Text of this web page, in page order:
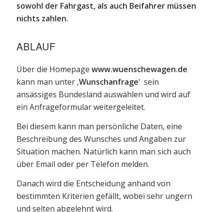
sowohl der Fahrgast, als auch Beifahrer müssen
nichts zahlen.
ABLAUF
Über die Homepage www.wuenschewagen.de
kann man unter ‚Wunschanfrage‘ sein
ansässiges Bundesland auswählen und wird auf
ein Anfrageformular weitergeleitet.
Bei diesem kann man persönliche Daten, eine
Beschreibung des Wunsches und Angaben zur
Situation machen. Natürlich kann man sich auch
über Email oder per Telefon melden.
Danach wird die Entscheidung anhand von
bestimmten Kriterien gefällt, wobei sehr ungern
und selten abgelehnt wird.